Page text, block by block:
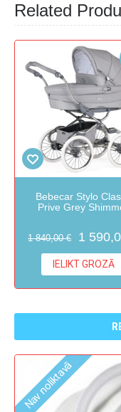
Related
Bebecar Stylo
Prive Grey
1 840,00 € 1
IELIKT GROZĀ
Nav noliktavā